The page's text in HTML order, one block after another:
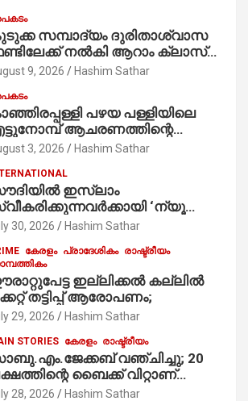
സമ്പാദ്യം ദുരിതാശ്വാസ
നൽകി ആറാം ക്ലാസ്
അമാൻ
9, 2026 Hashim Sathar
പഴയ പള്ളിയിലെ
ആചരണത്തിന്റെ
പന്തലിന്റെ കാൽനാട്ട്
താമരശ്ശേരി
3, 2026 Hashim Sathar
ഇസ്‌ലാം
‘ന്യൂ
ഡിജിറ്റല്‍ കാര്‍ഡ് സേവനം
30, 2026 Hashim Sathar
കേരളം പ്രാദേശികം രാഷ്ട്രീയം
ഇല്ലിക്കൽ കല്ലിൽ
തട്ടിപ്പ് ആരോപണം;
29, 2026 Hashim Sathar
STORIES കേരളം രാഷ്ട്രീയം
വഞ്ചിച്ചു; 20
ബൈക്ക് വിറ്റാണ്
മത്സരിച്ചത്!
28, 2026 Hashim Sathar